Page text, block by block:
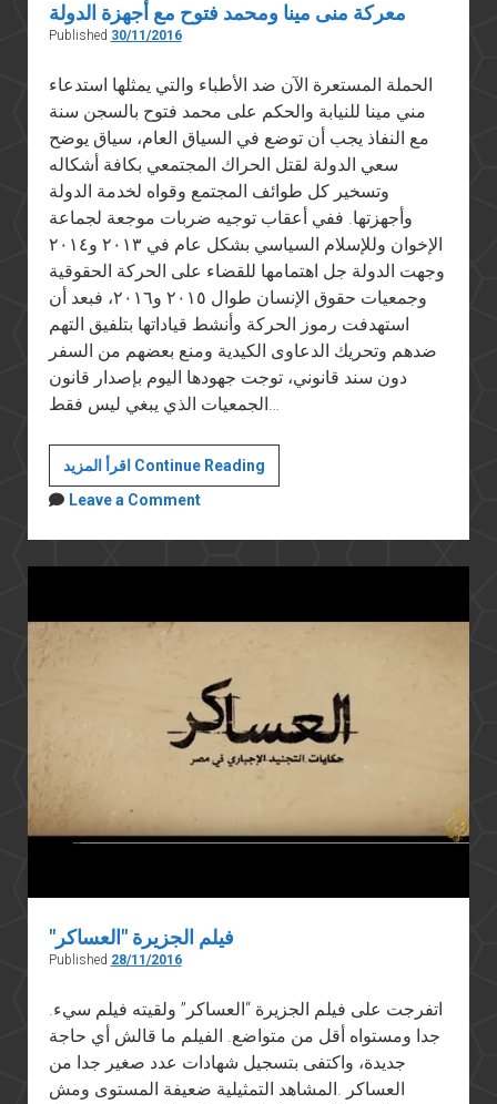
معركة منى مينا ومحمد فتوح مع أجهزة الدولة
Published 30/11/2016
الحملة المستعرة الآن ضد الأطباء والتي يمثلها استدعاء
مني مينا للنيابة والحكم على محمد فتوح بالسجن سنة
مع النفاذ يجب أن توضع في السياق العام، سياق يوضح
سعي الدولة لقتل الحراك المجتمعي بكافة أشكاله
وتسخير كل طوائف المجتمع وقواه لخدمة الدولة
وأجهزتها. ففي أعقاب توجيه ضربات موجعة لجماعة
الإخوان وللإسلام السياسي بشكل عام في ٢٠١٣ و٢٠١٤
وجهت الدولة جل اهتمامها للقضاء على الحركة الحقوقية
وجمعيات حقوق الإنسان طوال ٢٠١٥ و٢٠١٦، فبعد أن
استهدفت رموز الحركة وأنشط قياداتها بتلفيق التهم
ضدهم وتحريك الدعاوى الكيدية ومنع بعضهم من السفر
دون سند قانوني، توجت جهودها اليوم بإصدار قانون
الجمعيات الذي يبغي ليس فقط…
اقرأ المزيد Continue Readingمعركة
منى
ومحمد
فتوح
أجهزة
Leave a Comment
"فيلم الجزيرة "العساكر
Published 28/11/2016
.اتفرجت على فيلم الجزيرة “العساكر” ولقيته فيلم سيء
جدا ومستواه أقل من متواضع. الفيلم ما قالش أي حاجة
جديدة، واكتفى بتسجيل شهادات عدد صغير جدا من
العساكر .المشاهد التمثيلية ضعيفة المستوى ومش